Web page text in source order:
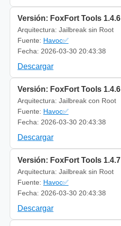
Versión: FoxFort Tools 1.4.6
Arquitectura: Jailbreak sin Root
Fuente: Havoc✅
Fecha: 2026-03-30 20:43:38
Descargar
Versión: FoxFort Tools 1.4.6
Arquitectura: Jailbreak con Root
Fuente: Havoc✅
Fecha: 2026-03-30 20:43:38
Descargar
Versión: FoxFort Tools 1.4.7
Arquitectura: Jailbreak sin Root
Fuente: Havoc✅
Fecha: 2026-03-30 20:43:38
Descargar